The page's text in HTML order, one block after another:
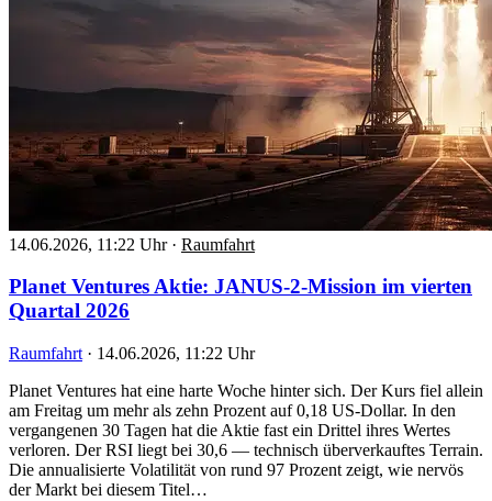
14.06.2026, 11:22 Uhr · Raumfahrt
Planet Ventures Aktie: JANUS-2-Mission im vierten
Quartal 2026
Raumfahrt · 14.06.2026, 11:22 Uhr
Planet Ventures hat eine harte Woche hinter sich. Der Kurs fiel allein
am Freitag um mehr als zehn Prozent auf 0,18 US-Dollar. In den
vergangenen 30 Tagen hat die Aktie fast ein Drittel ihres Wertes
verloren. Der RSI liegt bei 30,6 — technisch überverkauftes Terrain.
Die annualisierte Volatilität von rund 97 Prozent zeigt, wie nervös
der Markt bei diesem Titel…